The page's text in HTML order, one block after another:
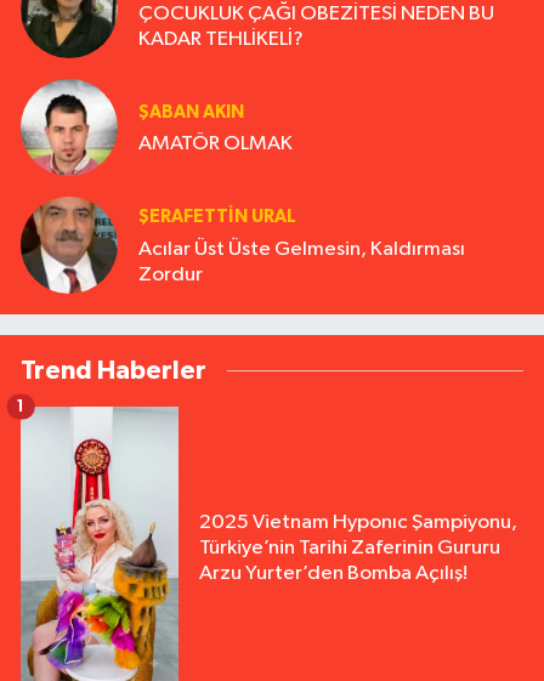
ÇOCUKLUK ÇAĞI OBEZİTESİ NEDEN BU
KADAR TEHLİKELİ?
ŞABAN AKIN
AMATÖR OLMAK
ŞERAFETTIN URAL
Acılar Üst Üste Gelmesin, Kaldırması
Zordur
Trend Haberler
2025 Vietnam Hyponıc Şampiyonu,
Türkiye’nin Tarihi Zaferinin Gururu
Arzu Yurter’den Bomba Açılış!
1